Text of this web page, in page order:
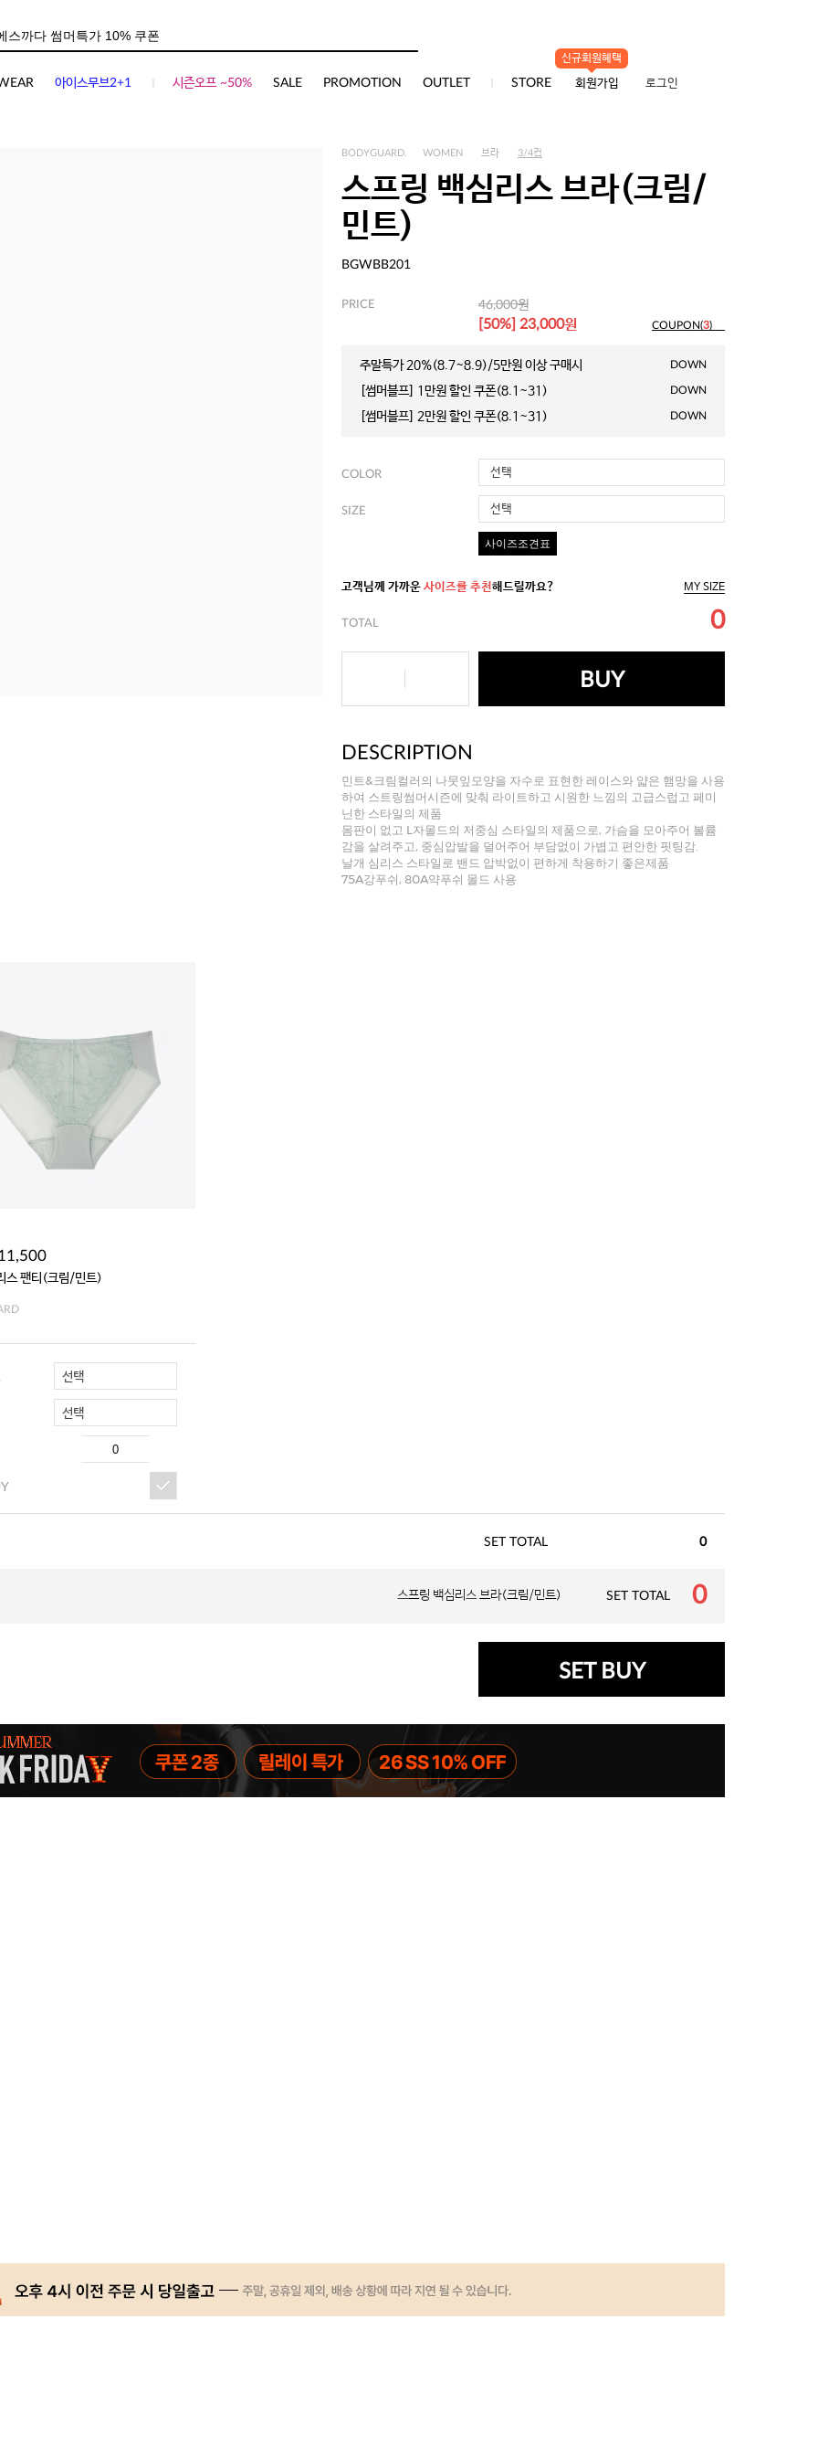
아이스무브2+1 시즌오프 ~50% SALE PROMOTION OUTLET STORE
신규회원혜택
회원가입 로그인
BODYGUARD. WOMEN 브라 3/4컵
스프링 백심리스 브라(크림/
민트)
BGWBB201
PRICE 46,000원
[50%] 23,000원 COUPON(3)
주말특가 20%(8.7~8.9)/5만원 이상 구매시 DOWN
[썸머블프] 1만원 할인 쿠폰(8.1~31) DOWN
[썸머블프] 2만원 할인 쿠폰(8.1~31) DOWN
COLOR 선택
SIZE 선택
사이즈조견표
고객님께 가까운 사이즈를 추천해드릴까요? MY SIZE
TOTAL 0
BUY
DESCRIPTION
민트&크림컬러의 나뭇잎모양을 자수로 표현한 레이스와 얇은 햄망을 사용
하여 스트링썸머시즌에 맞춰 라이트하고 시원한 느낌의 고급스럽고 페미
닌한 스타일의 제품
몸판이 없고 L자몰드의 저중심 스타일의 제품으로, 가슴을 모아주어 볼륨
감을 살려주고, 중심압발을 덜어주어 부담없이 가볍고 편안한 핏팅감.
날개 심리스 스타일로 밴드 압박없이 편하게 착용하기 좋은제품
75A강푸쉬, 80A약푸쉬 몰드 사용
스 팬티(크림/민트)
선택
선택
SET TOTAL 0
스프링 백심리스 브라(크림/민트) SET TOTAL 0
SET BUY
사이즈